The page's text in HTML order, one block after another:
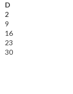
D
2
9
16
23
30